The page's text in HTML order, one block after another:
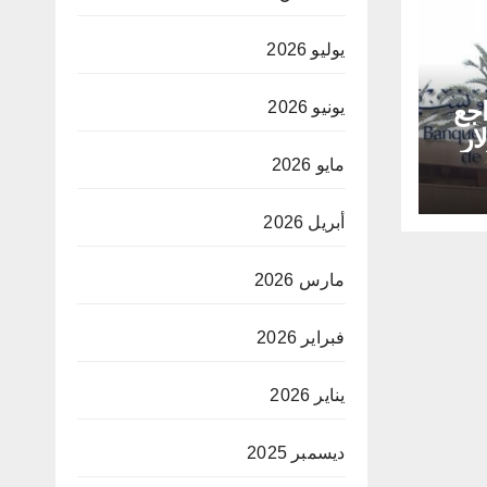
يوليو 2026
يونيو 2026
مايو 2026
أبريل 2026
مارس 2026
فبراير 2026
يناير 2026
ديسمبر 2025